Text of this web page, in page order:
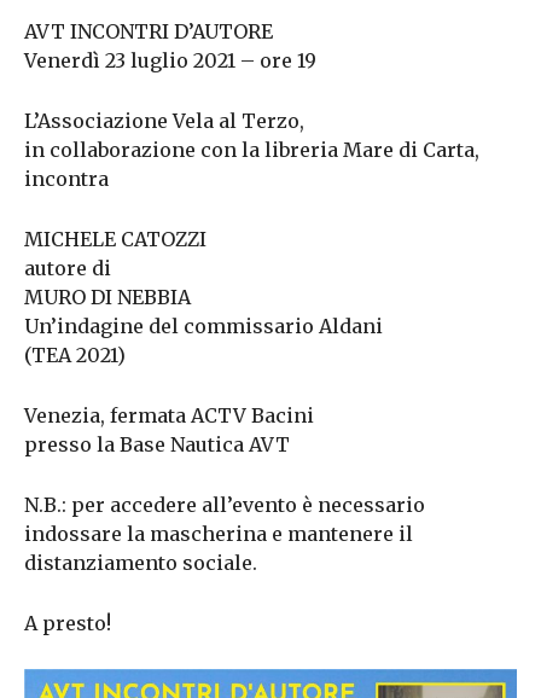
AVT INCONTRI D’AUTORE
Venerdì 23 luglio 2021 – ore 19
L’Associazione Vela al Terzo,
in collaborazione con la libreria Mare di Carta,
incontra
MICHELE CATOZZI
autore di
MURO DI NEBBIA
Un’indagine del commissario Aldani
(TEA 2021)
Venezia, fermata ACTV Bacini
presso la Base Nautica AVT
N.B.: per accedere all’evento è necessario
indossare la mascherina e mantenere il
distanziamento sociale.
A presto!